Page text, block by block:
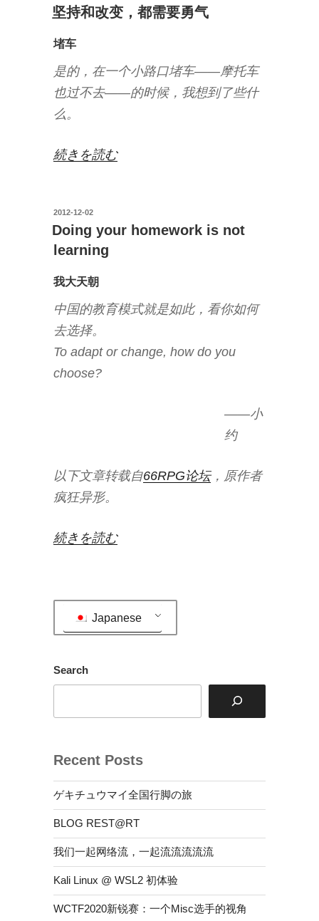
の
稿
日:
坚持和改变，都需要勇气
堵车
是的，在一个小路口堵车——摩托车
也过不去——的时候，我想到了些什
么。
“坚
改
变，
需
要
勇
气”
の
続きを読む
投
稿
日:
2012-12-02
Doing your homework is not
learning
我大天朝
中国的教育模式就是如此，看你如何
去选择。
To adapt or change, how do you
choose?
——小
约
以下文章转载自66RPG论坛，原作者
疯狂异形。
“Doing
is
の
続きを読む
Japanese
Search
Recent Posts
ゲキチュウマイ全国行脚の旅
BLOG REST@RT
我们一起网络流，一起流流流流流
Kali Linux @ WSL2 初体验
WCTF2020新锐赛：一个Misc选手的视角